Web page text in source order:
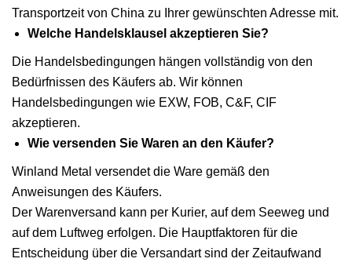
Transportzeit von China zu Ihrer gewünschten Adresse mit.
Welche Handelsklausel akzeptieren Sie?
Die Handelsbedingungen hängen vollständig von den
Bedürfnissen des Käufers ab. Wir können
Handelsbedingungen wie EXW, FOB, C&F, CIF
akzeptieren.
Wie versenden Sie Waren an den Käufer?
Winland Metal versendet die Ware gemäß den
Anweisungen des Käufers.
Der Warenversand kann per Kurier, auf dem Seeweg und
auf dem Luftweg erfolgen. Die Hauptfaktoren für die
Entscheidung über die Versandart sind der Zeitaufwand